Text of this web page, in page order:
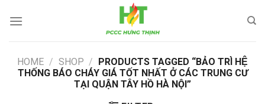
HOME / SHOP / PRODUCTS TAGGED “BẢO TRÌ HỆ
THỐNG BÁO CHÁY GIÁ TỐT NHẤT Ở CÁC TRUNG CƯ
TẠI QUẬN TÂY HỒ HÀ NỘI”